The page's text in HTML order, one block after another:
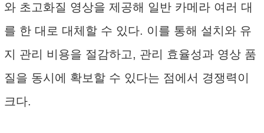
와 초고화질 영상을 제공해 일반 카메라 여러 대
를 한 대로 대체할 수 있다. 이를 통해 설치와 유
지 관리 비용을 절감하고, 관리 효율성과 영상 품
질을 동시에 확보할 수 있다는 점에서 경쟁력이
크다.